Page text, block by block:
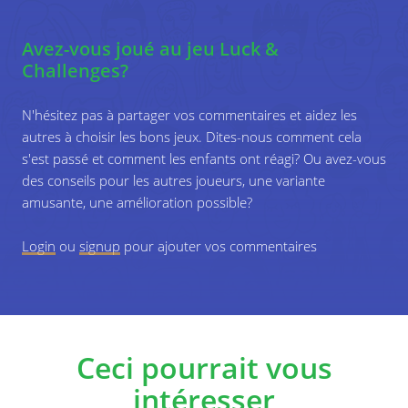
Avez-vous joué au jeu Luck &
Challenges?
N'hésitez pas à partager vos commentaires et aidez les
autres à choisir les bons jeux. Dites-nous comment cela
s'est passé et comment les enfants ont réagi? Ou avez-vous
des conseils pour les autres joueurs, une variante
amusante, une amélioration possible?
Login ou signup pour ajouter vos commentaires
Ceci pourrait vous
intéresser